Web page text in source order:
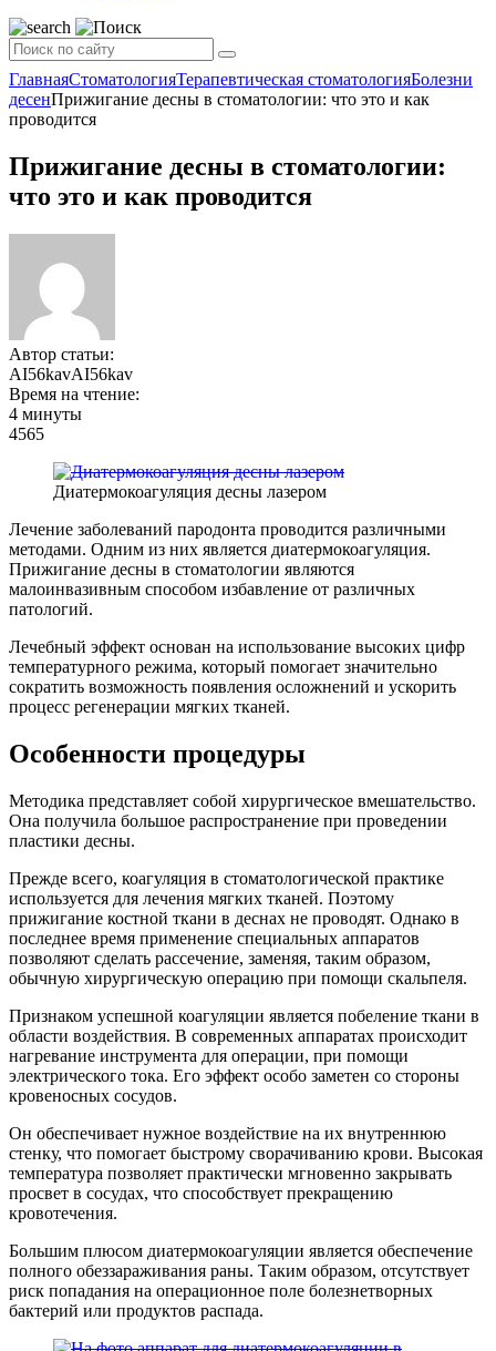
ГлавнаяСтоматологияТерапевтическая стоматологияБолезни
десенПрижигание десны в стоматологии: что это и как
проводится
Прижигание десны в стоматологии:
что это и как проводится
Автор статьи:
AI56kavAI56kav
Время на чтение:
4 минуты
4565
Диатермокоагуляция десны лазером
Лечение заболеваний пародонта проводится различными
методами. Одним из них является диатермокоагуляция.
Прижигание десны в стоматологии являются
малоинвазивным способом избавление от различных
патологий.
Лечебный эффект основан на использование высоких цифр
температурного режима, который помогает значительно
сократить возможность появления осложнений и ускорить
процесс регенерации мягких тканей.
Особенности процедуры
Методика представляет собой хирургическое вмешательство.
Она получила большое распространение при проведении
пластики десны.
Прежде всего, коагуляция в стоматологической практике
используется для лечения мягких тканей. Поэтому
прижигание костной ткани в деснах не проводят. Однако в
последнее время применение специальных аппаратов
позволяют сделать рассечение, заменяя, таким образом,
обычную хирургическую операцию при помощи скальпеля.
Признаком успешной коагуляции является побеление ткани в
области воздействия. В современных аппаратах происходит
нагревание инструмента для операции, при помощи
электрического тока. Его эффект особо заметен со стороны
кровеносных сосудов.
Он обеспечивает нужное воздействие на их внутреннюю
стенку, что помогает быстрому сворачиванию крови. Высокая
температура позволяет практически мгновенно закрывать
просвет в сосудах, что способствует прекращению
кровотечения.
Большим плюсом диатермокоагуляции является обеспечение
полного обеззараживания раны. Таким образом, отсутствует
риск попадания на операционное поле болезнетворных
бактерий или продуктов распада.